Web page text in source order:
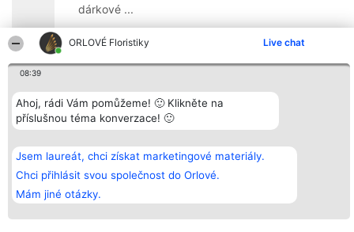
ORLOVÉ Floristiky Live chat
08:39
Ahoj, rádi Vám pomůžeme! 🙂 Klikněte na
příslušnou téma konverzace! 🙂
Jsem laureát, chci získat marketingové materiály.
Chci přihlásit svou společnost do Orlové.
Mám jiné otázky.
dárkové ...
9.5
Organizátor hlasování
Bright Side Solutions sp. z o.
o. sp. k.
ul. Ruska 22
KRS 0000749100 | Regon
381313360 | NIP 8943132676
Plebiscyt
Vítězové
Seznam všech
laureátů
Pravidla
ochrany
Kontakt